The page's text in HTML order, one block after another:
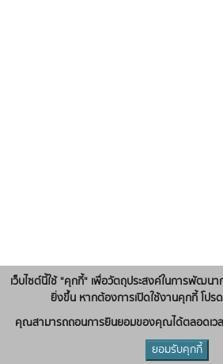
เว็บไซต์นี้ใช้ "คุกกี้" เพื่อวัตถุประสงค์ในการพัฒนา
ยิ่งขึ้น หากต้องการเปิดใช้งานคุกกี้ โป
คุณสามารถถอนการยินยอมของคุณได้ตลอดเว
ยอมรับคุกกี้